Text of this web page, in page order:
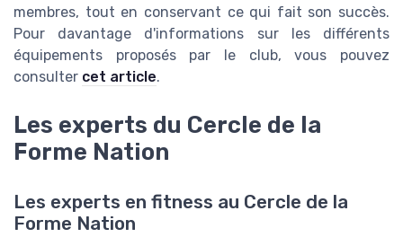
membres, tout en conservant ce qui fait son succès.
Pour davantage d'informations sur les différents
équipements proposés par le club, vous pouvez
consulter cet article.
Les experts du Cercle de la
Forme Nation
Les experts en fitness au Cercle de la
Forme Nation